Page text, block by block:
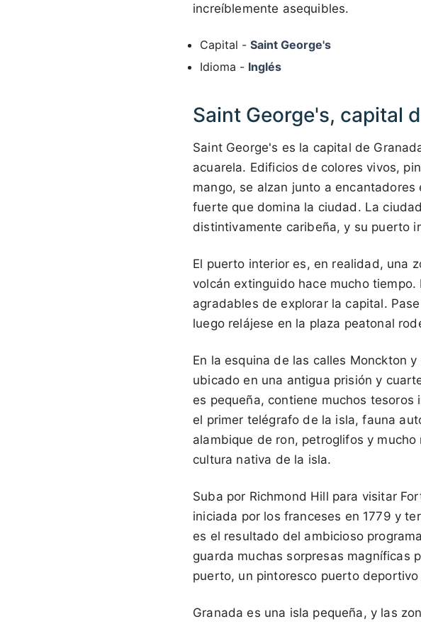
increíblemente asequibles.
Capital - Saint George's
Idioma - Inglés
Saint George's, capital
Saint George's es la capital de
acuarela. Edificios de colores vivos,
mango, se alzan junto a
fuerte que domina la ciudad. La
distintivamente caribeña, y su puerto
El puerto interior es, en realidad, una
volcán extinguido hace mucho
agradables de explorar la capital.
luego relájese en la plaza peatonal
En la esquina de las calles Monckton
ubicado en una antigua prisión y
es pequeña, contiene muchos
el primer telégrafo de la isla, fauna
alambique de ron, petroglifos y
cultura nativa de la isla.
Suba por Richmond Hill para visitar
iniciada por los franceses en 1779 y
es el resultado del ambicioso
guarda muchas sorpresas magníficas
puerto, un pintoresco puerto
Granada es una isla pequeña, y las